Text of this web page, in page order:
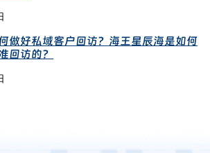
做好私域客户回访？海王星辰海是如何
回访的？